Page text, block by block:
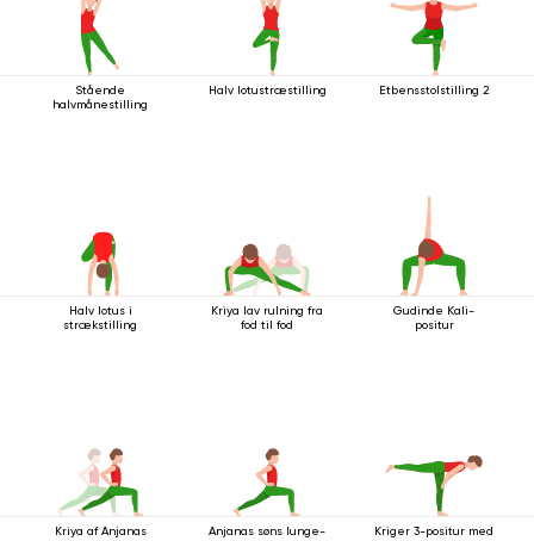
Stående
halvmånestilling
Halv lotustræstilling Etbensstolstilling 2
Halv lotus i
strækstilling
Kriya lav rulning fra
fod til fod
Gudinde Kali-
positur
Kriya af Anjanas
Anjanas søns lunge-
Kriger 3-positur med